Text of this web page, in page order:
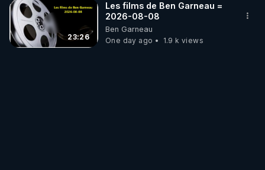
23:26
Les films de Ben Garneau =
2026-08-08
Ben Garneau
One day ago
1.9 k views